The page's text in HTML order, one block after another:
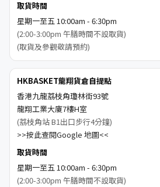
取貨時間
星期一至五 10:00am - 6:30pm
(2:00-3:00pm 午膳時間不設取貨)
(取貨及參觀敬請預約)
HKBASKET龍翔貨倉自提點
香港九龍荔枝角瓊林街93號
龍翔工業大廈7樓H室
(荔枝角站 B1出口步行4分鐘)
>>按此查閱Google 地圖<<
取貨時間
星期一至五 10:00am - 6:30pm
(2:00-3:00pm 午膳時間不設取貨)